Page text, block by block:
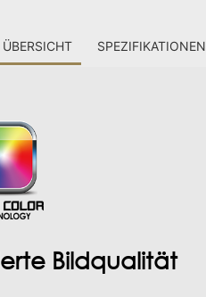
ÜBERSICHT SPEZIFIKATIONEN
Bildqualität